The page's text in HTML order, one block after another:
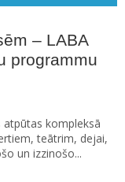
– LABA
programmu
kompleksā
teātrim, dejai,
un izzinošo...